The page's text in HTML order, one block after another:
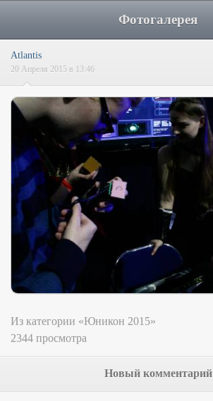
Фотогалерея
Atlantis
20 Апреля 2015 в 13:46
Из категории «Юникон 2015»
2344 просмотра
Новый комментарий